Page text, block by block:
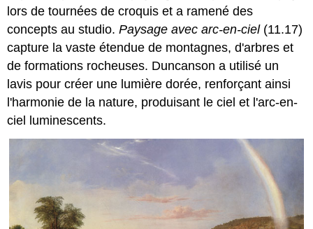
lors de tournées de croquis et a ramené des
concepts au studio.Paysage avec arc-en-ciel(11.17)
capture la vaste étendue de montagnes, d'arbres et
de formations rocheuses. Duncanson a utilisé un
lavis pour créer une lumière dorée, renforçant ainsi
l'harmonie de la nature, produisant le ciel et l'arc-en-
ciel luminescents.